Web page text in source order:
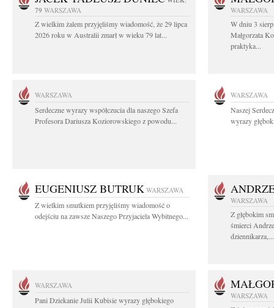
79 WARSZAWA
Z wielkim żalem przyjęliśmy wiadomość, że 29 lipca
2026 roku w Australii zmarł w wieku 79 lat...
WARSZAWA
W dniu 3
Małgorzata
praktyka...
WARSZAWA
Serdeczne wyrazy współczucia dla naszego Szefa
Profesora Dariusza Koziorowskiego z powodu...
WARSZAWA
Naszej
wyrazy
EUGENIUSZ BUTRUK WARSZAWA
Z wielkim smutkiem przyjęliśmy wiadomość o
odejściu na zawsze Naszego Przyjaciela Wybitnego...
WARSZAWA
Z głębokim
śmierci
dziennikarza,...
WARSZAWA
Pani Dziekanie Julii Kubisie wyrazy głębokiego
WARSZAWA